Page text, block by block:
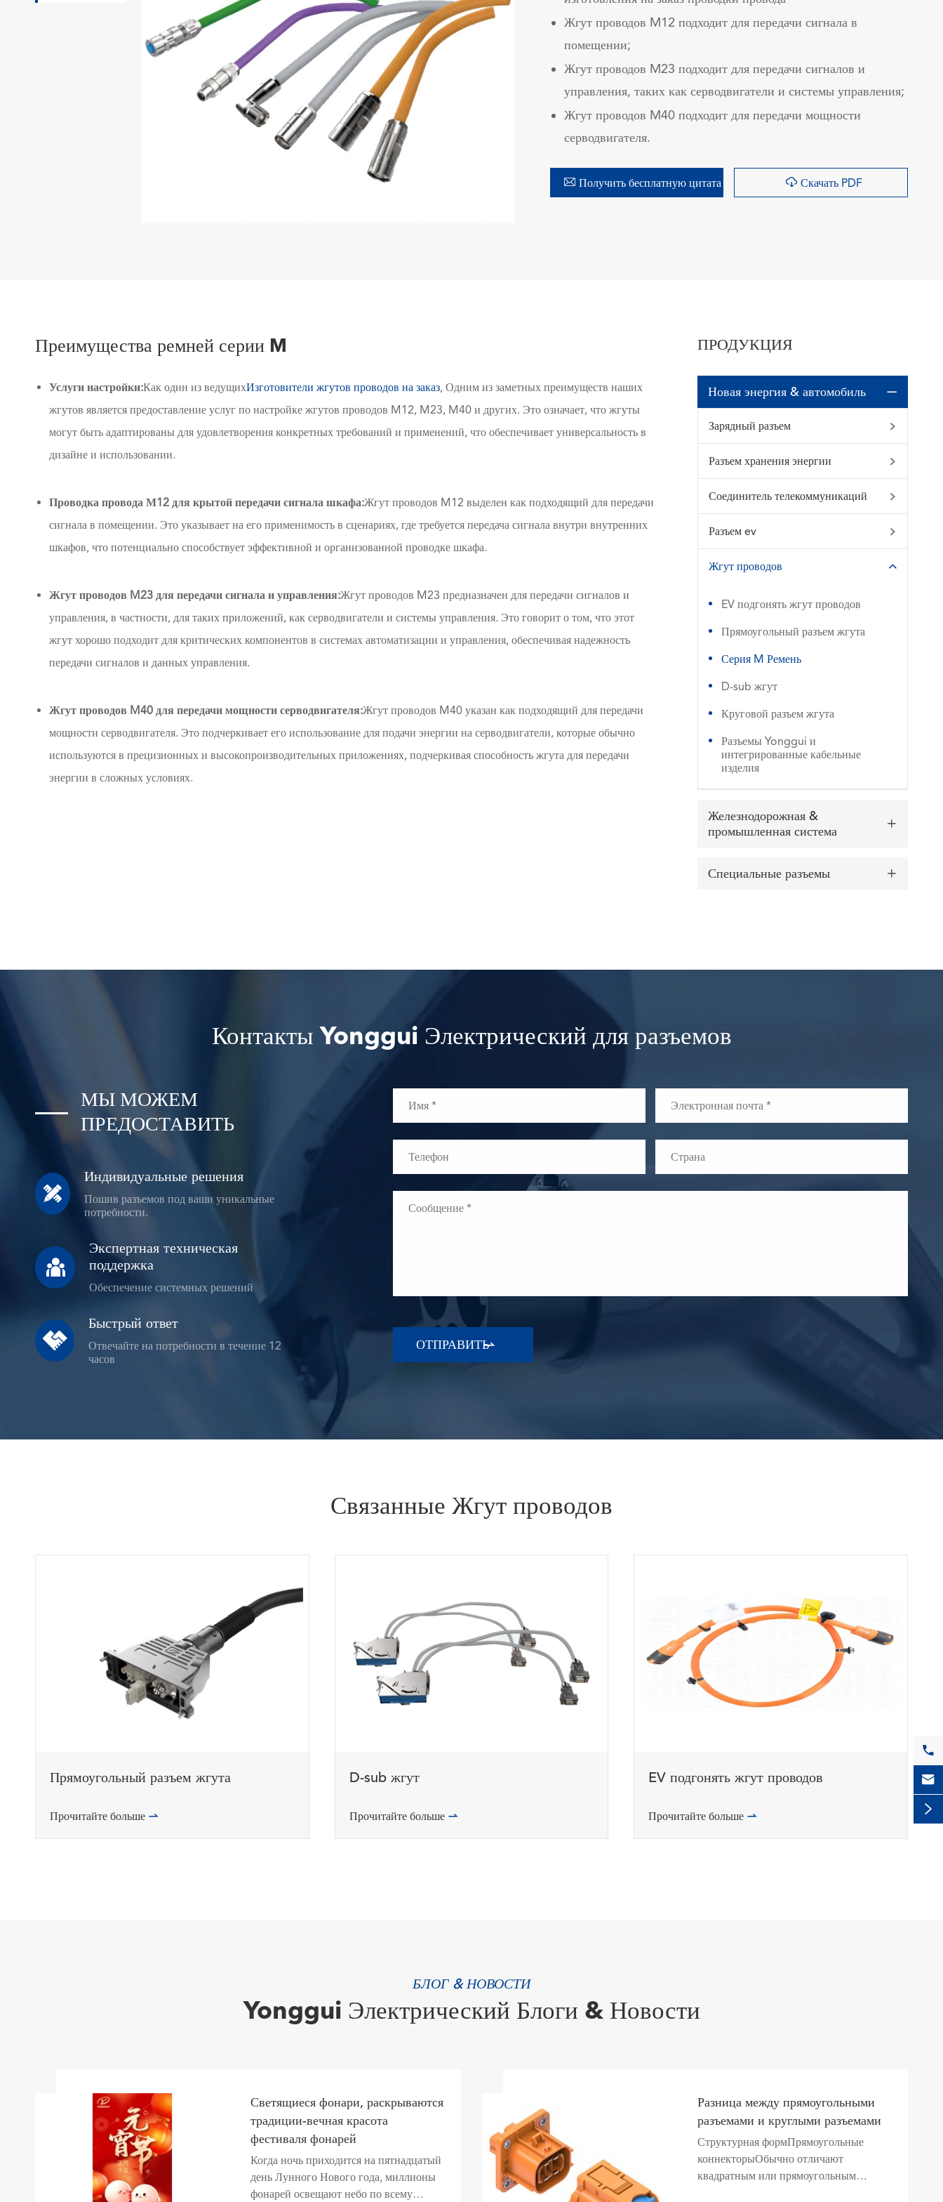
Жгут проводов M12 подходит для передачи сигнала в
помещении;
Жгут проводов M23 подходит для передачи сигналов и
управления, таких как серводвигатели и системы управления;
Жгут проводов M40 подходит для передачи мощности
серводвигателя.
 Получить бесплатную цитата  Скачать PDF
Преимущества ремней серии M
Услуги настройки:Как один из ведущихИзготовители жгутов проводов на заказ, Одним из заметных преимуществ наших
жгутов является предоставление услуг по настройке жгутов проводов M12, M23, M40 и других. Это означает, что жгуты
могут быть адаптированы для удовлетворения конкретных требований и применений, что обеспечивает универсальность в
дизайне и использовании.
Проводка провода М12 для крытой передачи сигнала шкафа:Жгут проводов M12 выделен как подходящий для передачи
сигнала в помещении. Это указывает на его применимость в сценариях, где требуется передача сигнала внутри внутренних
шкафов, что потенциально способствует эффективной и организованной проводке шкафа.
Жгут проводов M23 для передачи сигнала и управления:Жгут проводов M23 предназначен для передачи сигналов и
управления, в частности, для таких приложений, как серводвигатели и системы управления. Это говорит о том, что этот
жгут хорошо подходит для критических компонентов в системах автоматизации и управления, обеспечивая надежность
передачи сигналов и данных управления.
Жгут проводов M40 для передачи мощности серводвигателя:Жгут проводов M40 указан как подходящий для передачи
мощности серводвигателя. Это подчеркивает его использование для подачи энергии на серводвигатели, которые обычно
используются в прецизионных и высокопроизводительных приложениях, подчеркивая способность жгута для передачи
энергии в сложных условиях.
ПРОДУКЦИЯ
Новая энергия & автомобиль 
Зарядный разъем 
Разъем хранения энергии 
Соединитель телекоммуникаций 
Разъем ev 
Жгут проводов 
EV подгонять жгут проводов
Прямоугольный разъем жгута
Серия M Ремень
D-sub жгут
Круговой разъем жгута
Разъемы Yonggui и
интегрированные кабельные
изделия
Железнодорожная &
промышленная система

Специальные разъемы 
Контакты Yonggui Электрический для разъемов
МЫ МОЖЕМ
ПРЕДОСТАВИТЬ

Индивидуальные решения
Пошив разъемов под ваши уникальные
потребности.

Экспертная техническая
поддержка
Обеспечение системных решений

Быстрый ответ
Отвечайте на потребности в течение 12
часов

Связанные Жгут проводов
Прямоугольный разъем жгута
Прочитайте больше 
D-sub жгут
Прочитайте больше 
EV подгонять жгут проводов
Прочитайте больше 
БЛОГ & НОВОСТИ
Yonggui Электрический Блоги & Новости
Светящиеся фонари, раскрываются
традиции-вечная красота
фестиваля фонарей
Когда ночь приходится на пятнадцатый
день Лунного Нового года, миллионы
фонарей освещают небо по всему
Разница между прямоугольными
разъемами и круглыми разъемами
Структурная формПрямоугольные
коннекторыОбычно отличают
квадратным или прямоугольным



WhatsApp (如 +85291234567)